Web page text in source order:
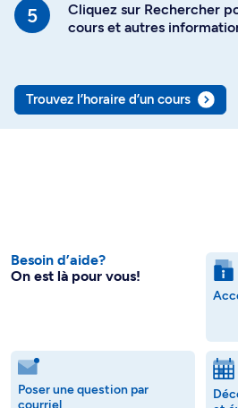
Cliquez sur Rechercher
cours et autres
Trouvez l’horaire d’un cours
Besoin d’aide?
On est là pour vous!
Poser une question par